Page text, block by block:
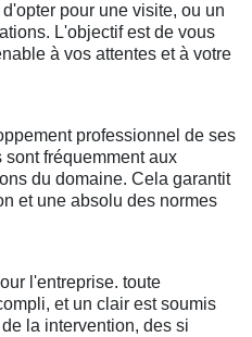
pour une visite, ou un
L'objectif est de vous
à vos attentes et à votre
professionnel de ses
fréquemment aux
du domaine. Cela garantit
et une absolu des normes
l'entreprise. toute
et un clair est soumis
la intervention, des si